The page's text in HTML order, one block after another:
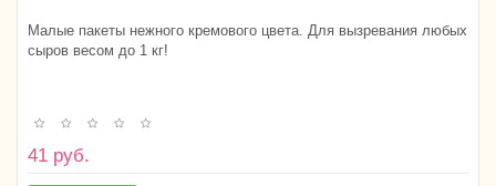
Малые пакеты нежного кремового цвета. Для вызревания любых
сыров весом до 1 кг!
41 руб.